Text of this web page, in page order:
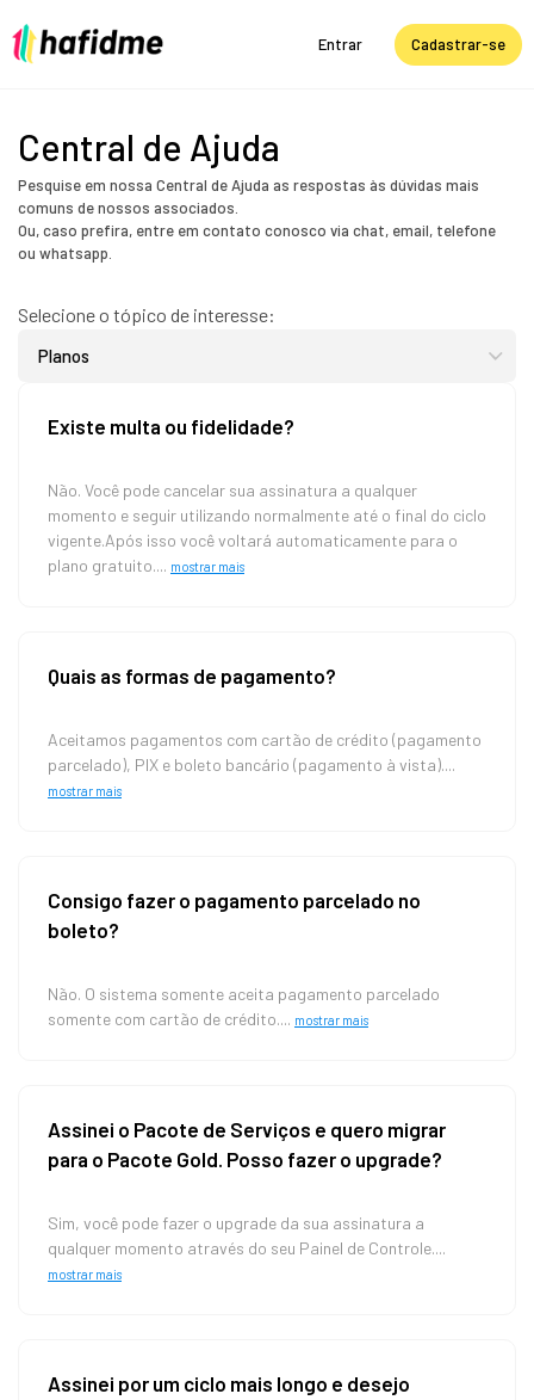
Entrar Cadastrar-se
Central de Ajuda
Pesquise em nossa Central de Ajuda as respostas às dúvidas mais
comuns de nossos associados.
Ou, caso prefira, entre em contato conosco via chat, email, telefone
ou whatsapp.
Selecione o tópico de interesse:
Existe multa ou fidelidade?
Não. Você pode cancelar sua assinatura a qualquer
momento e seguir utilizando normalmente até o final do ciclo
vigente.Após isso você voltará automaticamente para o
plano gratuito.... mostrar mais
Quais as formas de pagamento?
Aceitamos pagamentos com cartão de crédito (pagamento
parcelado), PIX e boleto bancário (pagamento à vista)....
mostrar mais
Consigo fazer o pagamento parcelado no
boleto?
Não. O sistema somente aceita pagamento parcelado
somente com cartão de crédito.... mostrar mais
Assinei o Pacote de Serviços e quero migrar
para o Pacote Gold. Posso fazer o upgrade?
Sim, você pode fazer o upgrade da sua assinatura a
qualquer momento através do seu Painel de Controle....
mostrar mais
Assinei por um ciclo mais longo e desejo